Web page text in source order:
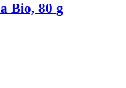
Bio, 80 g